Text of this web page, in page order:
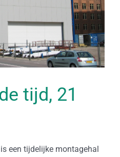
tijd, 21
een tijdelijke montagehal